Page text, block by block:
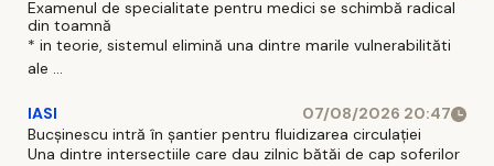
Examenul de specialitate pentru medici se schimbă radical
din toamnă
* in teorie, sistemul elimină una dintre marile vulnerabilităti
ale ...
IASI
07/08/2026 20:47
Bucșinescu intră în șantier pentru fluidizarea circulației
Una dintre intersectiile care dau zilnic bătăi de cap soferilor